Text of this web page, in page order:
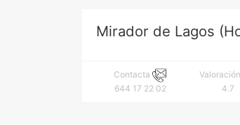
Mirador de Lagos
Contacta
644 17 22 02
Valoración
4.7